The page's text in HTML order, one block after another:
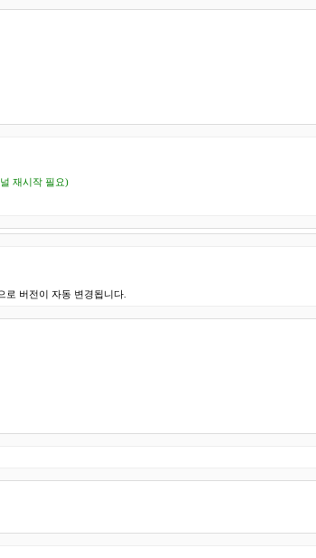
재시작 필요)
로 버전이 자동 변경됩니다.